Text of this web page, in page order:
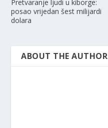
Pretvaranje ljudi u kiborge:
posao vrijedan šest milijardi
dolara
ABOUT THE AUTHOR